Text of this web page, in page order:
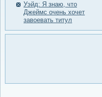
Уэйд: Я знаю, что
Джеймс очень хочет
завоевать титул